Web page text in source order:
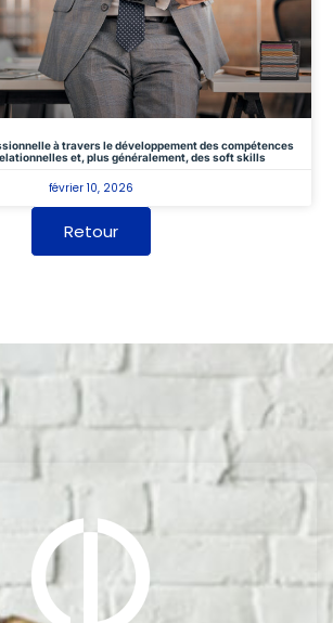
à travers le développement des compétences
et, plus généralement, des soft skills
février 10, 2026
Retour